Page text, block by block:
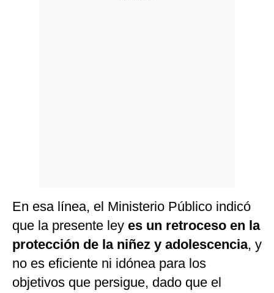
En esa línea, el Ministerio Público indicó
que la presente ley es un retroceso en la
protección de la niñez y adolescencia, y
no es eficiente ni idónea para los
objetivos que persigue, dado que el